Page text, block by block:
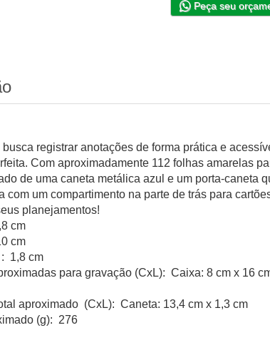
Peça seu
busca registrar anotações de forma prática e
Com aproximadamente 112 folhas amarelas
de uma caneta metálica azul e um porta-caneta
com um compartimento na parte de trás para
planejamentos!
cm
cm
: 1,8 cm
para gravação (CxL): Caixa: 8 cm x 16
aproximado (CxL): Caneta: 13,4 cm x 1,3 cm
(g): 276